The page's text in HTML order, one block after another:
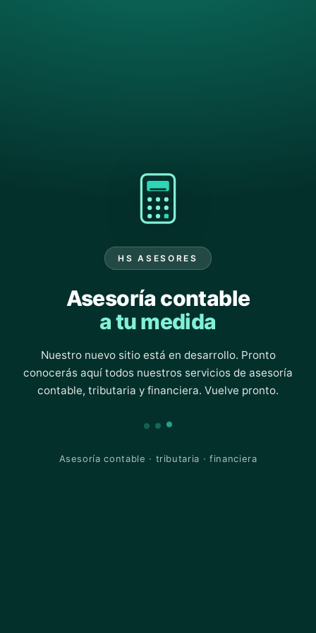
HS ASESORES
Asesoría contable
a tu medida
Nuestro nuevo sitio está en desarrollo. Pronto
conocerás aquí todos nuestros servicios de asesoría
contable, tributaria y financiera. Vuelve pronto.
Asesoría contable · tributaria · financiera